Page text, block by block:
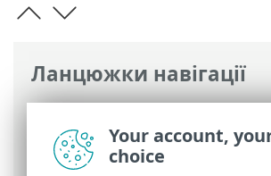
Ланцюжки навігації
Інтерактивна довідка ESET>
Glossary
>Технології ESET >
виявлення
Your account,
choice